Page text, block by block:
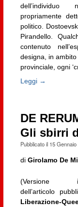
dell’individuo
propriamente
politico.
Pirandello.
contenuto
designa, in
provinciale, ogni
Leggi →
DE
Gli sbirri
Pubblicato il 15 Gennaio
di Girolamo De
(Versione
dell’articolo
Liberazione-